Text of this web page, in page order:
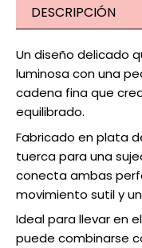
DESCRIPCIÓN
Un diseño delicado
luminosa con una
cadena fina que
equilibrado.
Fabricado en plata
tuerca para una
conecta ambas
movimiento sutil y
Ideal para llevar en
puede combinarse